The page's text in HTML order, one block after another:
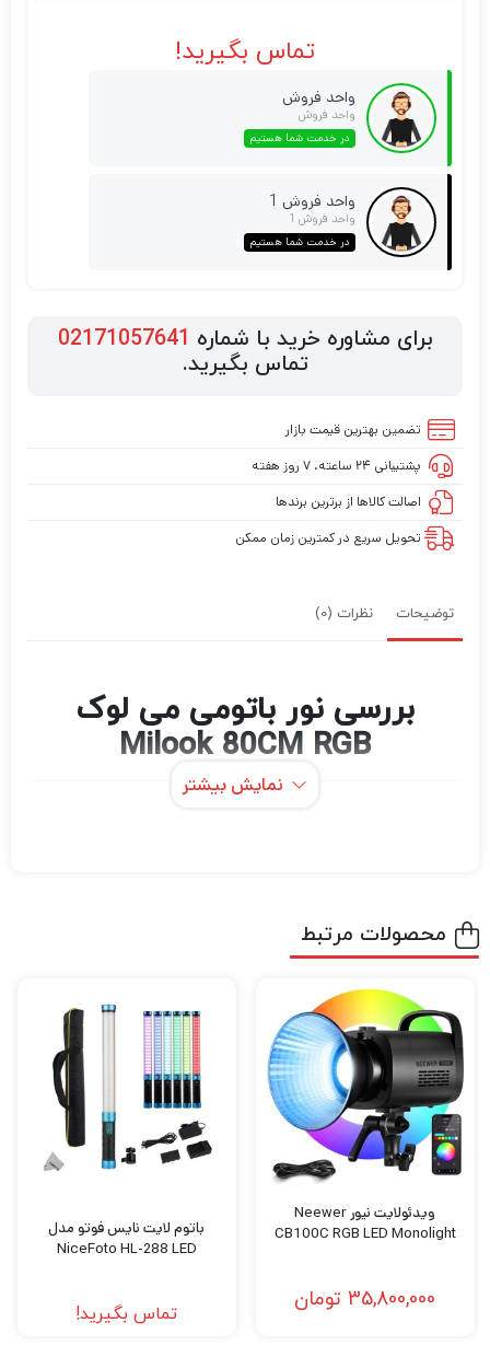
تماس بگیرید!
واحد فروش
واحد فروش
در خدمت شما هستیم
واحد فروش 1
واحد فروش 1
در خدمت شما هستیم
برای مشاوره خرید با شماره 02171057641
تماس بگیرید.
تضمین بهترین قیمت بازار
پشتیبانی ۲۴ ساعته، ۷ روز هفته
اصالت کالاها از برترین برندها
تحویل سریع در کمترین زمان ممکن
توضیحات نظرات (0)
بررسی نور باتومی می لوک
Milook 80CM RGB
نور محیط ترکیب شود ، با سایر وسایل مطابقت
داشته باشد یا جلوه های خلاقانه ای را نشان دهد.
قرمز ، سبز و آبی آن را قادر می سازد تا از بین 360
رنگ با کنترل رنگ که تعداد بیشماری ترکیب رنگ
ایجاد می کند ، انتخاب کنند.
با استفاده از آداپتور این نور باتومی می توانید ُ
این محصول را شارژ کنید و بعد از محصول
استفاده کنید ( این محصول شارژی می باشد )
نمایش بیشتر
محصولات مرتبط
ویدئولایت نیور Neewer
CB100C RGB LED Monolight
35,800,000 تومان
باتوم لایت نایس فوتو مدل
NiceFoto HL-288 LED
تماس بگیرید!